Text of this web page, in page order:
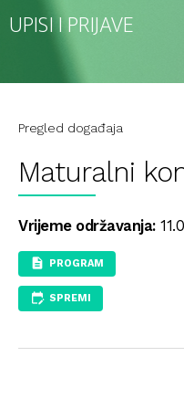
UPISI I PRIJAVE
Pregled događaja
Maturalni
Vrijeme održavanja:
PROGRAM
SPREMI